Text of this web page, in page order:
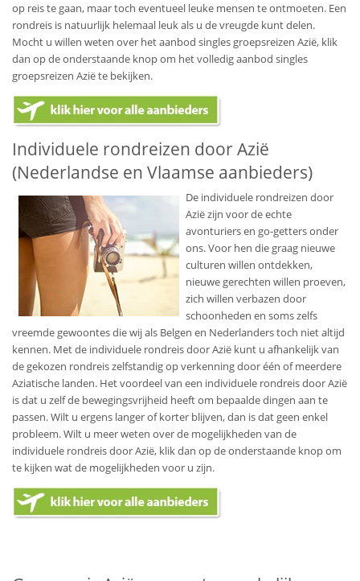
op reis te gaan, maar toch eventueel leuke mensen te ontmoeten. Een
rondreis is natuurlijk helemaal leuk als u de vreugde kunt delen.
Mocht u willen weten over het aanbod singles groepsreizen Azië, klik
dan op de onderstaande knop om het volledig aanbod singles
groepsreizen Azië te bekijken.
Individuele rondreizen door Azië
(Nederlandse en Vlaamse aanbieders)
De individuele rondreizen door
Azië zijn voor de echte
avonturiers en go-getters onder
ons. Voor hen die graag nieuwe
culturen willen ontdekken,
nieuwe gerechten willen proeven,
zich willen verbazen door
schoonheden en soms zelfs
vreemde gewoontes die wij als Belgen en Nederlanders toch niet altijd
kennen. Met de individuele rondreis door Azië kunt u afhankelijk van
de gekozen rondreis zelfstandig op verkenning door één of meerdere
Aziatische landen. Het voordeel van een individuele rondreis door Azië
is dat u zelf de bewegingsvrijheid heeft om bepaalde dingen aan te
passen. Wilt u ergens langer of korter blijven, dan is dat geen enkel
probleem. Wilt u meer weten over de mogelijkheden van de
individuele rondreis door Azië, klik dan op de onderstaande knop om
te kijken wat de mogelijkheden voor u zijn.